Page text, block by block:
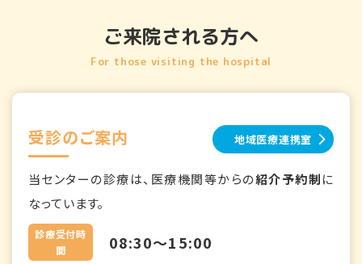
ご来院される方へ
For those visiting the hospital
受診のご案内 地域医療連携室
当センターの診療は、医療機関等からの紹介予約制に
なっています。
診療受付時
間
08:30～15:00